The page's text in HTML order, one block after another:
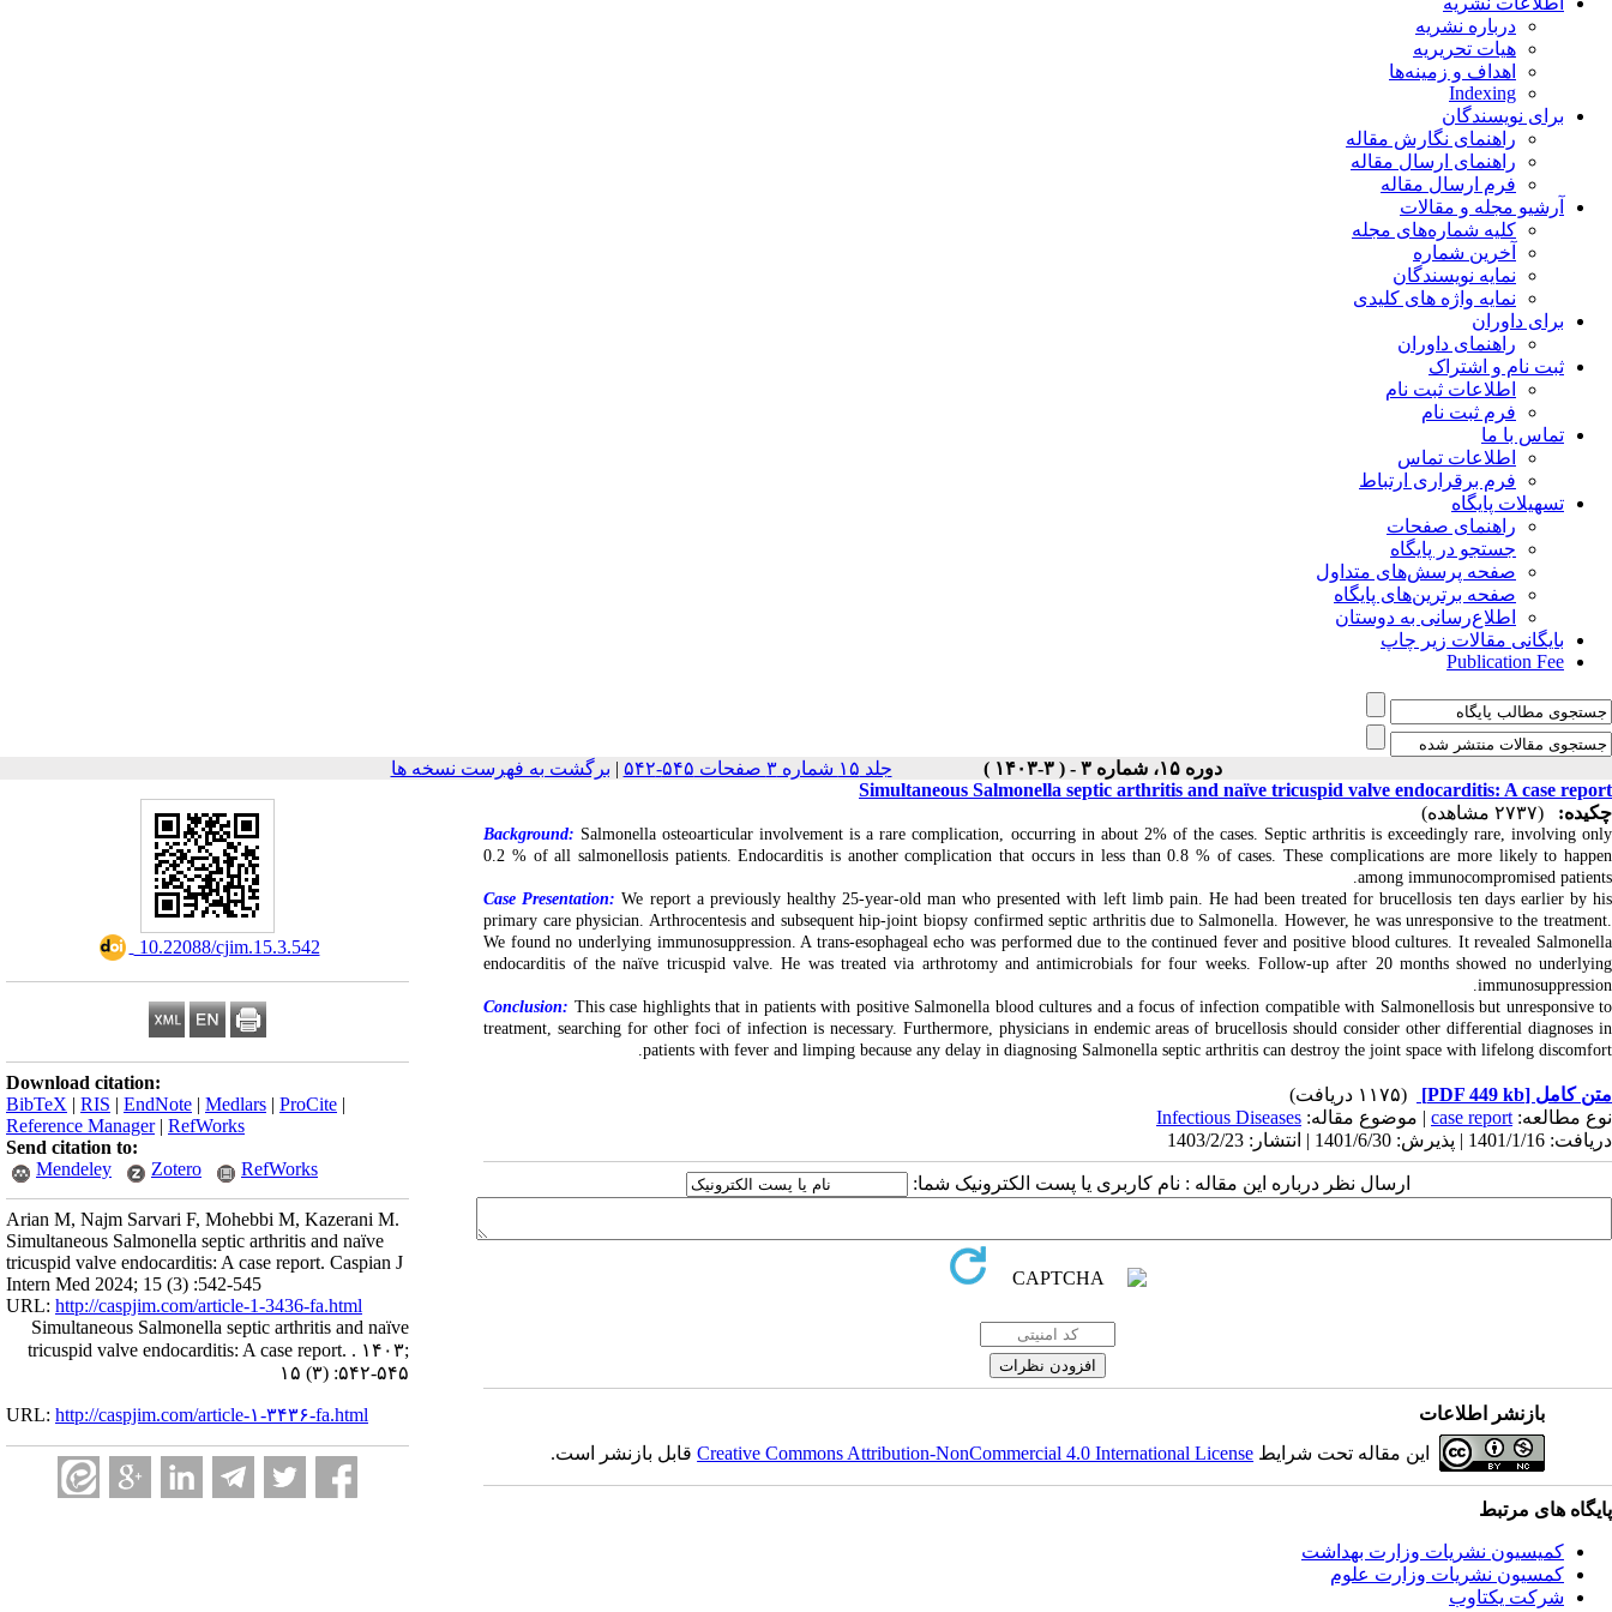
درباره نشریه
هیات تحریریه
اهداف و زمینه‌ها
Indexing
برای نویسندگان
راهنمای نگارش مقاله
راهنمای ارسال مقاله
فرم ارسال مقاله
آرشیو مجله و مقالات
کلیه شماره‌های مجله
آخرین شماره
نمایه نویسندگان
نمایه واژه های کلیدی
برای داوران
راهنمای داوران
ثبت نام و اشتراک
اطلاعات ثبت نام
فرم ثبت نام
تماس با ما
اطلاعات تماس
فرم برقراری ارتباط
تسهیلات پایگاه
راهنمای صفحات
جستجو در پایگاه
صفحه پرسش‌های متداول
صفحه برترین‌های پایگاه
اطلاع‌رسانی به دوستان
بایگانی مقالات زیر چاپ
Publication Fee
دوره ۱۵، شماره ۳ - ( ۳-۱۴۰۳ ) جلد ۱۵ شماره ۳ صفحات ۵۴۵-۵۴۲ | برگشت به فهرست نسخه ها
‎ 10.22088/cjim.15.3.542
Download citation:
BibTeX | RIS | EndNote | Medlars | ProCite |
Reference Manager| RefWorks
Send citation to:
Mendeley
Zotero RefWorks
Arian M, Najm Sarvari F, Mohebbi M, Kazerani M.
Simultaneous Salmonella septic arthritis and naïve
tricuspid valve endocarditis: A case report. Caspian J
Intern Med 2024; 15 (3) :542-545
URL: http://caspjim.com/article-1-3436-fa.html
Simultaneous Salmonella septic arthritis and naïve
tricuspid valve endocarditis: A case report. . ۱۴۰۳;
۱۵ (۳) :۵۴۲-۵۴۵
URL: http://caspjim.com/article-۱-۳۴۳۶-fa.html
Simultaneous Salmonella septic arthritis and naïve tricuspid valve endocarditis: A case report
چکیده:
(۲۷۳۷ مشاهده)
Background: Salmonella osteoarticular involvement is a rare complication, occurring in about 2% of the cases. Septic arthritis is exceedingly rare, involving only
0.2 % of all salmonellosis patients. Endocarditis is another complication that occurs in less than 0.8 % of cases. These complications are more likely to happen
among immunocompromised patients.
Case Presentation: We report a previously healthy 25-year-old man who presented with left limb pain. He had been treated for brucellosis ten days earlier by his
primary care physician. Arthrocentesis and subsequent hip-joint biopsy confirmed septic arthritis due to Salmonella. However, he was unresponsive to the treatment.
We found no underlying immunosuppression. A trans-esophageal echo was performed due to the continued fever and positive blood cultures. It revealed Salmonella
endocarditis of the naïve tricuspid valve. He was treated via arthrotomy and antimicrobials for four weeks. Follow-up after 20 months showed no underlying
immunosuppression.
Conclusion: This case highlights that in patients with positive Salmonella blood cultures and a focus of infection compatible with Salmonellosis but unresponsive to
treatment, searching for other foci of infection is necessary. Furthermore, physicians in endemic areas of brucellosis should consider other differential diagnoses in
patients with fever and limping because any delay in diagnosing Salmonella septic arthritis can destroy the joint space with lifelong discomfort.
متن کامل [PDF 449 kb]
(۱۱۷۵ دریافت)
نوع مطالعه: case report | موضوع مقاله: Infectious Diseases
دریافت: 1401/1/16 | پذیرش: 1401/6/30 | انتشار: 1403/2/23
ارسال نظر درباره این مقاله : نام کاربری یا پست الکترونیک شما:
بازنشر اطلاعات
این مقاله تحت شرایط Creative Commons Attribution-NonCommercial 4.0 International Licenseقابل بازنشر است.
پایگاه های مرتبط
کمیسیون نشریات وزارت بهداشت
کمسیون نشریات وزارت علوم
شرکت یکتاوب